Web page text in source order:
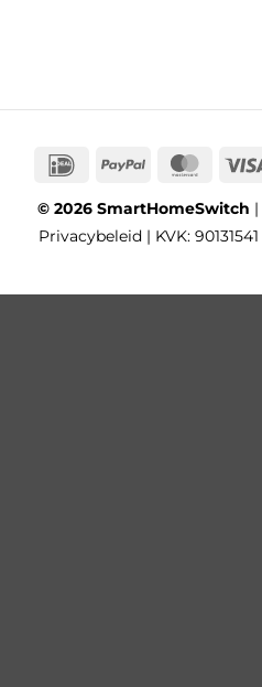
IDeal PayPal
© 2026 SmartHomeSwitch |
Privacybeleid | KVK: